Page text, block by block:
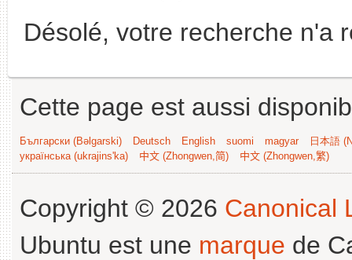
Désolé, votre recherche n'a
Cette page est aussi
Български (Bəlgarski) Deutsch English suomi magyar
日本語
українська (ukrajins'ka)
中文 (Zhongwen,简) 中文 (Zhongwen,繁)
Copyright © 2026 Canonical
Ubuntu est une marque de